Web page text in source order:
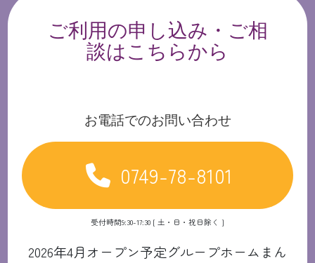
ご利用の申し込み・ご相
談はこちらから
お電話でのお問い合わせ
0749-78-8101
受付時間9:30-17:30 [ 土・日・祝日除く ]
2026年4月オープン予定グループホームまん